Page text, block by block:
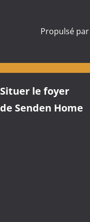
Propulsé par
Situer le foyer
de Senden Home